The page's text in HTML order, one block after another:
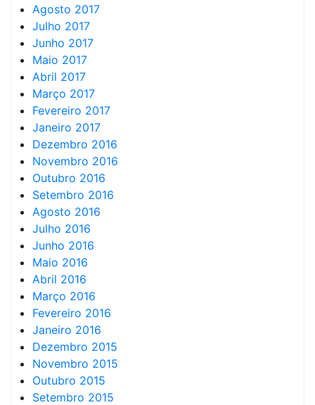
Agosto 2017
Julho 2017
Junho 2017
Maio 2017
Abril 2017
Março 2017
Fevereiro 2017
Janeiro 2017
Dezembro 2016
Novembro 2016
Outubro 2016
Setembro 2016
Agosto 2016
Julho 2016
Junho 2016
Maio 2016
Abril 2016
Março 2016
Fevereiro 2016
Janeiro 2016
Dezembro 2015
Novembro 2015
Outubro 2015
Setembro 2015